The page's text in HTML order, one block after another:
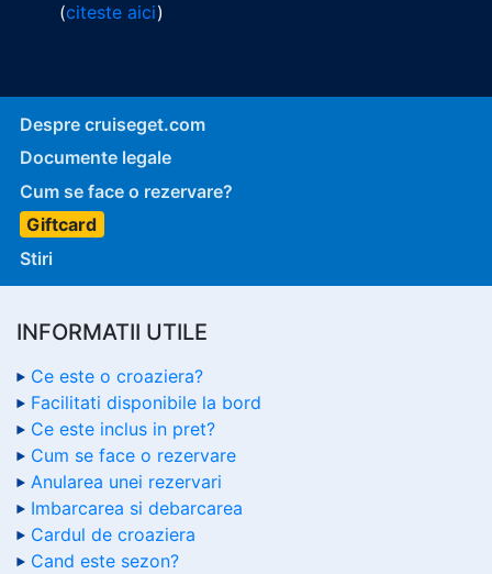
(citeste aici)
Despre cruiseget.com
Documente legale
Cum se face o rezervare?
Giftcard
Stiri
INFORMATII UTILE
Ce este o croaziera?
Facilitati disponibile la bord
Ce este inclus in pret?
Cum se face o rezervare
Anularea unei rezervari
Imbarcarea si debarcarea
Cardul de croaziera
Cand este sezon?